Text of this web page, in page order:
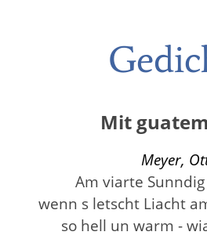
Mit
Meyer,
Am viarte
wenn s letscht Liacht
so hell un warm -